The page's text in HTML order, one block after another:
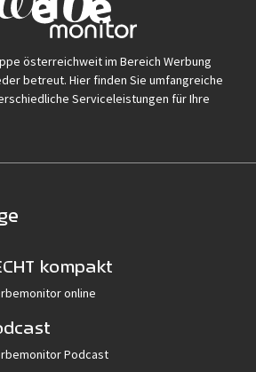
österreichweit im Bereich Werbung
betreut. Hier finden Sie umfangreiche
Serviceleistungen für Ihre
kompakt
online
Podcast